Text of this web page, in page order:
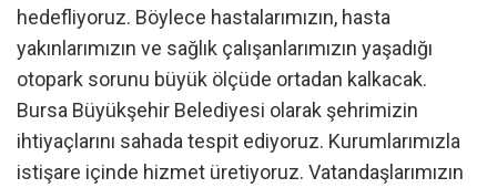
hedefliyoruz. Böylece hastalarımızın, hasta
yakınlarımızın ve sağlık çalışanlarımızın yaşadığı
otopark sorunu büyük ölçüde ortadan kalkacak.
Bursa Büyükşehir Belediyesi olarak şehrimizin
ihtiyaçlarını sahada tespit ediyoruz. Kurumlarımızla
istişare içinde hizmet üretiyoruz. Vatandaşlarımızın